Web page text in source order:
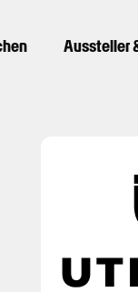
Aussteller